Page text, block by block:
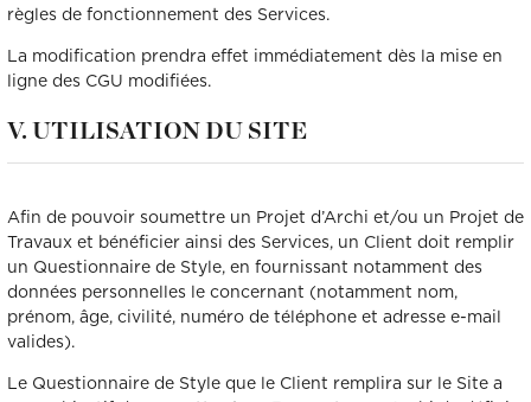
règles de fonctionnement des Services.
La modification prendra effet immédiatement dès la mise en
ligne des CGU modifiées.
V. UTILISATION DU SITE
Afin de pouvoir soumettre un Projet d’Archi et/ou un Projet de
Travaux et bénéficier ainsi des Services, un Client doit remplir
un Questionnaire de Style, en fournissant notamment des
données personnelles le concernant (notamment nom,
prénom, âge, civilité, numéro de téléphone et adresse e-mail
valides).
Le Questionnaire de Style que le Client remplira sur le Site a